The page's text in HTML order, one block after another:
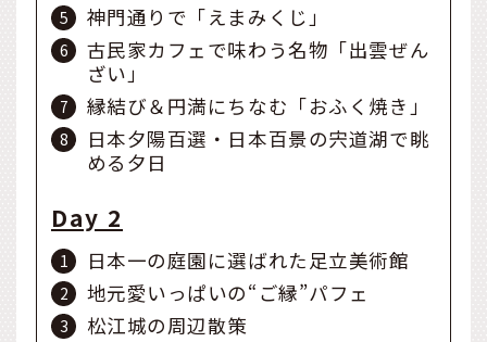
神門通りで「えまみくじ」
古民家カフェで味わう名物「出雲ぜん
ざい」
縁結び＆円満にちなむ「おふく焼き」
日本夕陽百選・日本百景の宍道湖で眺
める夕日
Day 2
日本一の庭園に選ばれた足立美術館
地元愛いっぱいの“ご縁”パフェ
松江城の周辺散策